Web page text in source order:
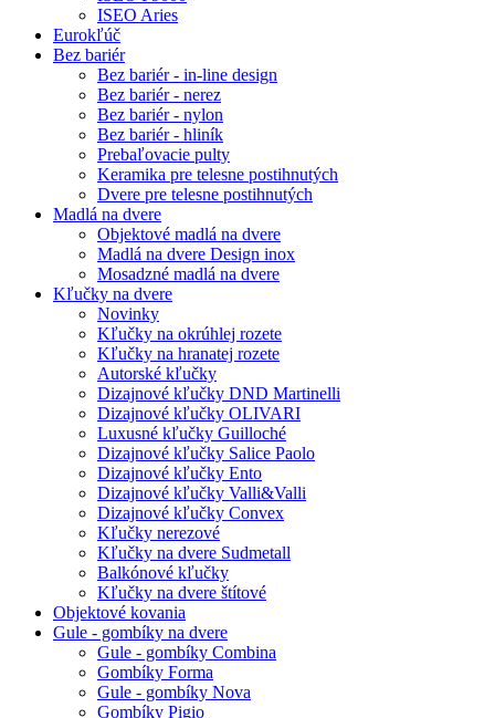
ISEO Aries
Eurokľúč
Bez bariér
Bez bariér - in-line design
Bez bariér - nerez
Bez bariér - nylon
Bez bariér - hliník
Prebaľovacie pulty
Keramika pre telesne postihnutých
Dvere pre telesne postihnutých
Madlá na dvere
Objektové madlá na dvere
Madlá na dvere Design inox
Mosadzné madlá na dvere
Kľučky na dvere
Novinky
Kľučky na okrúhlej rozete
Kľučky na hranatej rozete
Autorské kľučky
Dizajnové kľučky DND Martinelli
Dizajnové kľučky OLIVARI
Luxusné kľučky Guilloché
Dizajnové kľučky Salice Paolo
Dizajnové kľučky Ento
Dizajnové kľučky Valli&Valli
Dizajnové kľučky Convex
Kľučky nerezové
Kľučky na dvere Sudmetall
Balkónové kľučky
Kľučky na dvere štítové
Objektové kovania
Gule - gombíky na dvere
Gule - gombíky Combina
Gombíky Forma
Gule - gombíky Nova
Gombíky Pigio